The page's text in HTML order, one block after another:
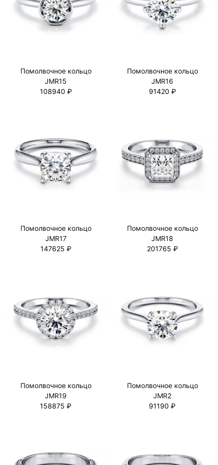
Помолвочное кольцо
JMR15
108940 ₽
Помолвочное кольцо
JMR16
91420 ₽
Помолвочное кольцо
JMR17
147625 ₽
Помолвочное кольцо
JMR18
201765 ₽
Помолвочное кольцо
JMR19
158875 ₽
Помолвочное кольцо
JMR2
91190 ₽